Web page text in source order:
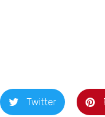
Twitter